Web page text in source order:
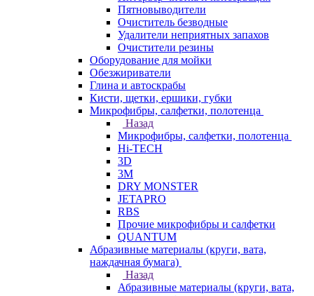
Пятновыводители
Очиститель безводные
Удалители неприятных запахов
Очистители резины
Оборудование для мойки
Обезжириватели
Глина и автоскрабы
Кисти, щетки, ершики, губки
Микрофибры, салфетки, полотенца
Назад
Микрофибры, салфетки, полотенца
Hi-TECH
3D
3М
DRY MONSTER
JETAPRO
RBS
Прочие микрофибры и салфетки
QUANTUM
Абразивные материалы (круги, вата,
наждачная бумага)
Назад
Абразивные материалы (круги, вата,